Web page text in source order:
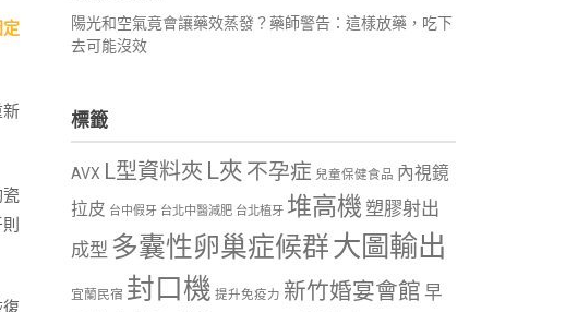
定
新
瓷
陽光和空氣竟會讓藥效蒸發？藥師警告：這樣放藥，吃下
去可能沒效
標籤
AVX L型資料夾 L夾 不孕症 兒童保健食品 內視鏡
拉皮 台中假牙 台北中醫減肥 台北植牙 堆高機塑膠射出
成型 多囊性卵巢症候群大圖輸出
宜蘭民宿 封口機 提升免疫力 新竹婚宴會館 早